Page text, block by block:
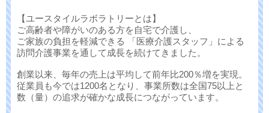
【ユースタイルラボラトリーとは】
ご高齢者や障がいのある方を自宅で介護し、
ご家族の負担を軽減できる 「医療介護スタッフ」による
訪問介護事業を通して成長を続けてきました。
創業以来、毎年の売上は平均して前年比200％増を実現。
従業員も今では1200名となり、事業所数は全国75以上と
数（量）の追求が確かな成長につながっています。